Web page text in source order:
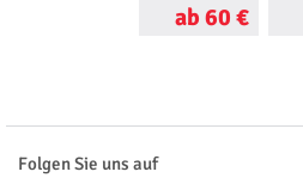
ab 60 €
Folgen Sie uns auf